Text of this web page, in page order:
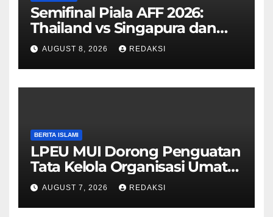
Semifinal Piala AFF 2026:
Thailand vs Singapura dan
Vietnam vs Malaysia
AUGUST 8, 2026 REDAKSI
BERITA ISLAMI
LPEU MUI Dorong Penguatan
Tata Kelola Organisasi Umat
Lebih Profesional
AUGUST 7, 2026 REDAKSI